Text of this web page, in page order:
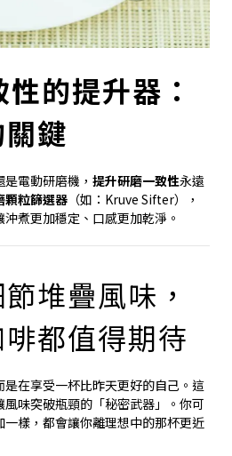
的提升器：
鍵
電動研磨機， 提升研磨一致性永遠
顆粒篩選器 （如：Kruve Sifter），
煮更加穩定、口感更加乾淨。
堆疊風味，
都值得期待
在享受一杯比昨天更好的自己。這
味突破瓶頸的「秘密武器」。你可
樣，都會讓你離理想中的那杯更近